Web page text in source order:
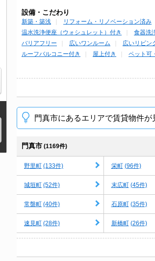
設備・こだわり
新築・築浅 リフォーム・リノベーション済み
温水洗浄便座（ウォシュレット）付き
食器洗
バリアフリー
広いワンルーム 広いリビン
ルーフバルコニー付き
屋上付き ペット可
門真市にあるエリアで賃貸物件が
門真市 (1169件)
野里町 (133件) 栄町 (96件)
城垣町 (52件) 末広町 (45件)
常盤町 (40件) 石原町 (35件)
速見町 (28件) 新橋町 (26件)